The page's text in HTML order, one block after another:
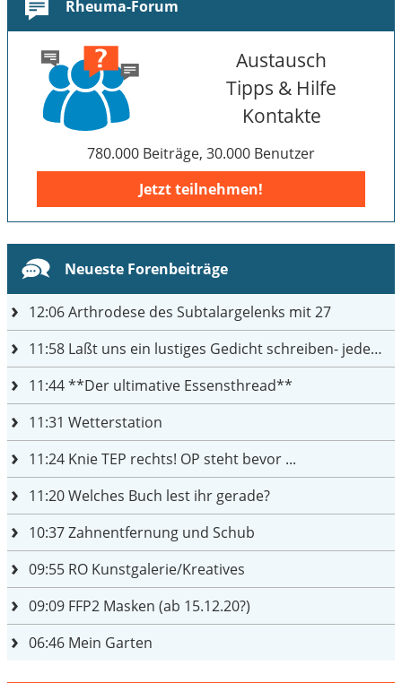
Rheuma-Forum
Austausch
Tipps & Hilfe
Kontakte
780.000 Beiträge, 30.000 Benutzer
Jetzt teilnehmen!
Neueste Forenbeiträge
12:06Arthrodese des Subtalargelenks mit 27
11:58 Laßt uns ein lustiges Gedicht schreiben- jeder einen Satz
11:44**Der ultimative Essensthread**
11:31 Wetterstation
11:24 Knie TEP rechts! OP steht bevor ...
11:20Welches Buch lest ihr gerade?
10:37Zahnentfernung und Schub
09:55 RO Kunstgalerie/Kreatives
09:09 FFP2 Masken (ab 15.12.20?)
06:46 Mein Garten